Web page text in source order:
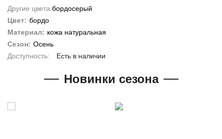
Другие цвета:бордосерый
Цвет: бордо
Материал: кожа натуральная
Сезон: Осень
Есть в наличии
Новинки сезона